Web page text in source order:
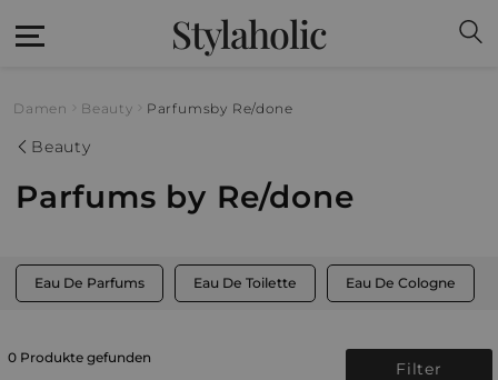
Stylaholic
Damen Beauty Parfumsby Re/done
Beauty
Parfums by Re/done
Eau De Parfums Eau De Toilette Eau De Cologne
0 Produkte gefunden
Filter